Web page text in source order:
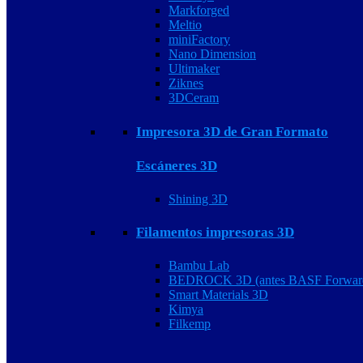
Markforged
Meltio
miniFactory
Nano Dimension
Ultimaker
Ziknes
3DCeram
Impresora 3D de Gran Formato
Escáneres 3D
Shining 3D
Filamentos impresoras 3D
Bambu Lab
BEDROCK 3D (antes BASF
Smart Materials 3D
Kimya
Filkemp